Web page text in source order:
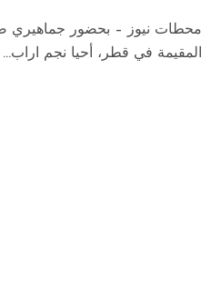
محطات نيوز – بحضور جماهيري ضخم لاسيما الجاليات العربية
المقيمة في قطر، أحيا نجم اراب...